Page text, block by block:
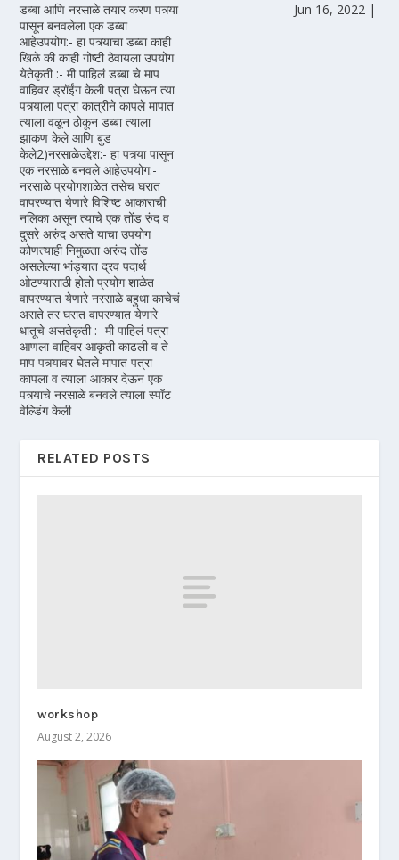
डब्बा आणि नरसाळे तयार करण पत्र्या
पासून बनवलेला एक डब्बा
आहेउपयोग:- हा पत्र्याचा डब्बा काही
खिळे की काही गोष्टी ठेवायला उपयोग
येतेकृती :- मी पाहिलं डब्बा चे माप
वाहिवर ड्रॉईंग केली पत्रा घेऊन त्या
पत्र्याला पत्रा कात्रीने कापले मापात
त्याला वळून ठोकून डब्बा त्याला
झाकण केले आणि बुड
केले2)नरसाळेउद्देश:- हा पत्र्या पासून
एक नरसाळे बनवले आहेउपयोग:-
नरसाळे प्रयोगशाळेत तसेच घरात
वापरण्यात येणारे विशिष्ट आकाराची
नलिका असून त्याचे एक तोंड रुंद व
दुसरे अरुंद असते याचा उपयोग
कोणत्याही निमुळता अरुंद तोंड
असलेल्या भांड्यात द्रव पदार्थ
ओटण्यासाठी होतो प्रयोग शाळेत
वापरण्यात येणारे नरसाळे बहुधा काचेचं
असते तर घरात वापरण्यात येणारे
धातूचे असतेकृती :- मी पाहिलं पत्रा
आणला वाहिवर आकृती काढली व ते
माप पत्र्यावर घेतले मापात पत्रा
कापला व त्याला आकार देऊन एक
पत्र्याचे नरसाळे बनवले त्याला स्पॉट
वेल्डिंग केली
Jun 16, 2022 |
RELATED POSTS
workshop
August 2, 2026